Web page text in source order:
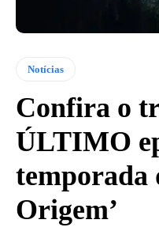
Notícias
Confira o
ÚLTIMO
temporada
Origem’